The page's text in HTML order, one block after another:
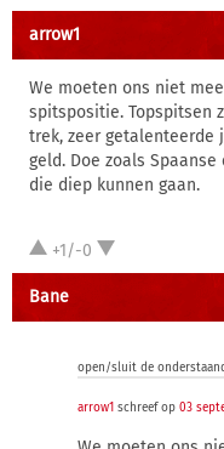
arrow1
We moeten ons niet
spitspositie. Topspitsen
trek, zeer getalenteerde
geld. Doe zoals
die diep kunnen gaan.
+1/-0
Bane
open/sluit de
arrow1 schreef op 03